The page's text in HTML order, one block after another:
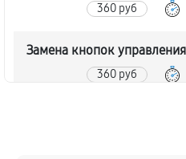
360 руб
Замена кнопок управления
360 руб